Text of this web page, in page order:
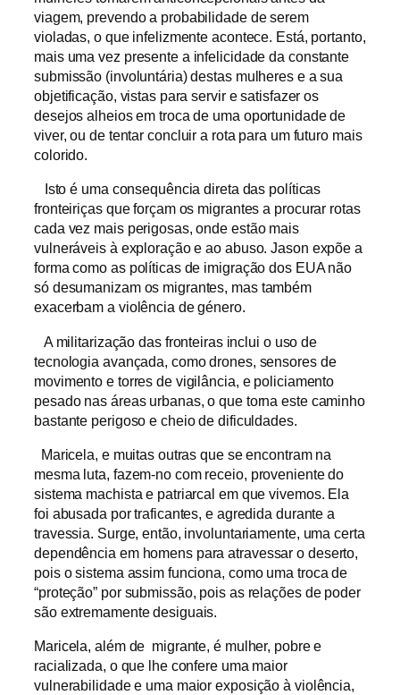
viagem, prevendo a probabilidade de serem
violadas, o que infelizmente acontece. Está, portanto,
mais uma vez presente a infelicidade da constante
submissão (involuntária) destas mulheres e a sua
objetificação, vistas para servir e satisfazer os
desejos alheios em troca de uma oportunidade de
viver, ou de tentar concluir a rota para um futuro mais
colorido.
Isto é uma consequência direta das políticas
fronteiriças que forçam os migrantes a procurar rotas
cada vez mais perigosas, onde estão mais
vulneráveis à exploração e ao abuso. Jason expõe a
forma como as políticas de imigração dos EUA não
só desumanizam os migrantes, mas também
exacerbam a violência de género.
A militarização das fronteiras inclui o uso de
tecnologia avançada, como drones, sensores de
movimento e torres de vigilância, e policiamento
pesado nas áreas urbanas, o que torna este caminho
bastante perigoso e cheio de dificuldades.
Maricela, e muitas outras que se encontram na
mesma luta, fazem-no com receio, proveniente do
sistema machista e patriarcal em que vivemos. Ela
foi abusada por traficantes, e agredida durante a
travessia. Surge, então, involuntariamente, uma certa
dependência em homens para atravessar o deserto,
pois o sistema assim funciona, como uma troca de
“proteção” por submissão, pois as relações de poder
são extremamente desiguais.
Maricela, além de migrante, é mulher, pobre e
racializada, o que lhe confere uma maior
vulnerabilidade e uma maior exposição à violência,